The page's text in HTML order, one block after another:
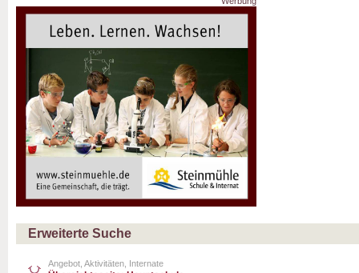
Erweiterte Suche
Angebot, Aktivitäten, Internate